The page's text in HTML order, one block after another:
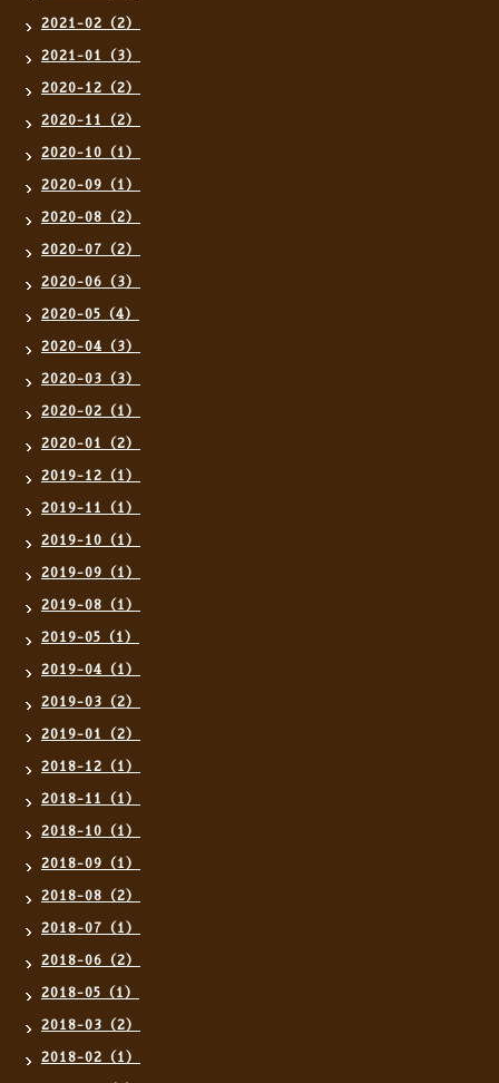
2021-02（2）
2021-01（3）
2020-12（2）
2020-11（2）
2020-10（1）
2020-09（1）
2020-08（2）
2020-07（2）
2020-06（3）
2020-05（4）
2020-04（3）
2020-03（3）
2020-02（1）
2020-01（2）
2019-12（1）
2019-11（1）
2019-10（1）
2019-09（1）
2019-08（1）
2019-05（1）
2019-04（1）
2019-03（2）
2019-01（2）
2018-12（1）
2018-11（1）
2018-10（1）
2018-09（1）
2018-08（2）
2018-07（1）
2018-06（2）
2018-05（1）
2018-03（2）
2018-02（1）